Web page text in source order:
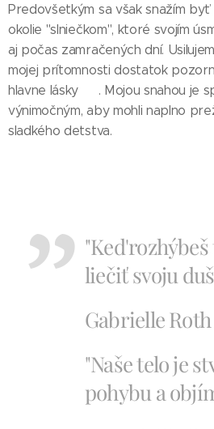
Predovšetkým sa však snažím
okolie "slniečkom", ktoré svojím
aj počas zamračených dní.
mojej prítomnosti dostatok
hlavne lásky ♥. Mojou snahou je
výnimočným, aby mohli naplno
sladkého detstva.
liečiť svoju
Gabrielle Roth
"Naše telo je
pohybu a